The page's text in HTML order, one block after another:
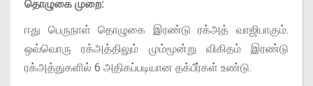
தொழுகை முறை:
ஈது பெருநாள் தொழுகை இரண்டு ரக்அத் வாஜிபாகும்.
ஒவ்வொரு ரக்அத்திலும் மும்மூன்று விகிதம் இரண்டு
ரக்அத்துகளில் 6 அதிகப்படியான தக்பீர்கள் உண்டு.